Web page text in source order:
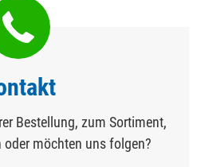
Bestellung, zum Sortiment,
oder möchten uns folgen?